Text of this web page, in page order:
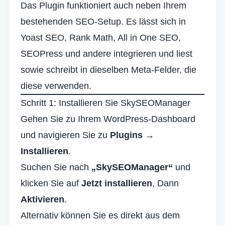
Das Plugin funktioniert auch neben Ihrem
bestehenden SEO-Setup. Es lässt sich in
Yoast SEO, Rank Math, All in One SEO,
SEOPress und andere integrieren und liest
sowie schreibt in dieselben Meta-Felder, die
diese verwenden.
Schritt 1: Installieren Sie SkySEOManager
Gehen Sie zu Ihrem WordPress-Dashboard
und navigieren Sie zu Plugins →
Installieren.
Suchen Sie nach „SkySEOManager“ und
klicken Sie auf Jetzt installieren, Dann
Aktivieren.
Alternativ können Sie es direkt aus dem